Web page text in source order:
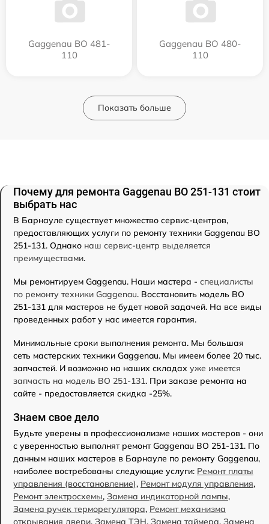
Gaggenau BO 481-
110
Gaggenau BO 480-
110
Показать больше
Почему для ремонта Gaggenau BO 251-131 стоит
выбрать нас
В Барнауле существует множество сервис-центров,
предоставляющих услуги по ремонту техники Gaggenau BO
251-131. Однако наш сервис-центр выделяется
преимуществами.
Мы ремонтируем Gaggenau. Наши мастера - специалисты
по ремонту техники Gaggenau. Восстановить модель BO
251-131 для мастеров не будет новой задачей. На все виды
проведенных работ у нас имеется гарантия.
Минимальные сроки выполнения ремонта. Мы большая
сеть мастерских техники Gaggenau. Мы имеем более 20 тыс.
запчастей. И возможно на наших складах уже имеется
запчасть на модель BO 251-131. При заказе ремонта на
сайте - предоставляется скидка -25%.
Знаем свое дело
Будьте уверены в профессионализме наших мастеров - они
с уверенностью выполнят ремонт Gaggenau BO 251-131. По
данным наших мастеров в Барнауле по ремонту Gaggenau,
наиболее востребованы следующие услуги: Ремонт платы
управления (восстановление), Ремонт модуля управления,
Ремонт электросхемы, Замена индикаторной лампы,
Замена ручек терморегулятора, Ремонт механизма
открывания двери, Замена ТЭН, Замена таймера, Замена